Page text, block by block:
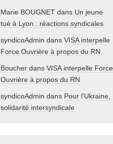
Marie BOUGNET dans Un jeune
tué à Lyon : réactions syndicales
syndicoAdmin dans VISA interpelle
Force Ouvrière à propos du RN
Boucher dans VISA interpelle Force
Ouvrière à propos du RN
syndicoAdmin dans Pour l’Ukraine,
solidarité intersyndicale